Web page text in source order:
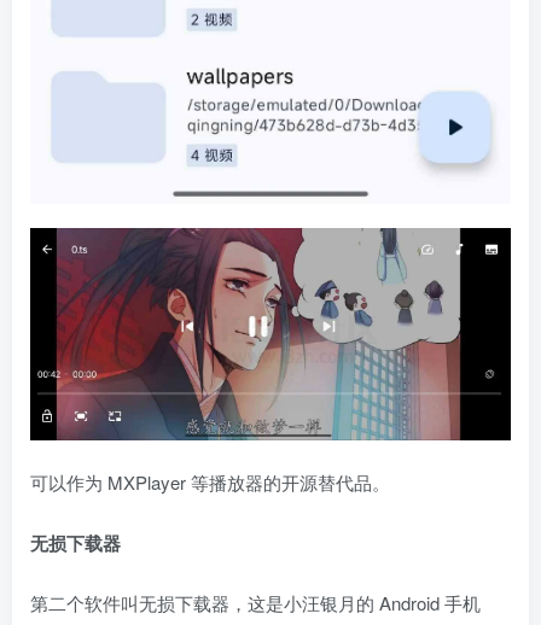
可以作为 MXPlayer 等播放器的开源替代品。
无损下载器
第二个软件叫无损下载器，这是小汪银月的 Android 手机